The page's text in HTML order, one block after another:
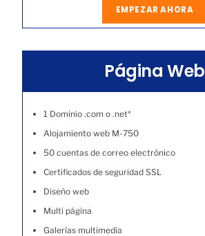
EMPEZAR AHORA
Página Web
1 Dominio .com o .net*
Alojamiento web M-750
50 cuentas de correo electrónico
Certificados de seguridad SSL
Diseño web
Multi página
Galerías multimedia